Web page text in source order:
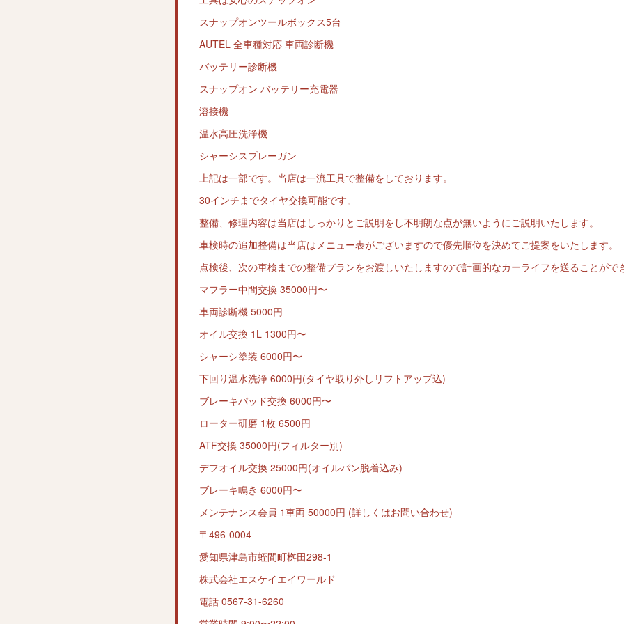
スナップオンツールボックス5台
AUTEL 全車種対応 車両診断機
バッテリー診断機
スナップオン バッテリー充電器
溶接機
温水高圧洗浄機
シャーシスプレーガン
上記は一部です。当店は一流工具で整備をしております。
30インチまでタイヤ交換可能です。
整備、修理内容は当店はしっかりとご説明をし不明朗な点が無いようにご説明いたします。
車検時の追加整備は当店はメニュー表がございますので優先順位を決めてご提案をいたします。
点検後、次の車検までの整備プランをお渡しいたしますので計画的なカーライフを送ることがで
マフラー中間交換 35000円〜
車両診断機 5000円
オイル交換 1L 1300円〜
シャーシ塗装 6000円〜
下回り温水洗浄 6000円(タイヤ取り外しリフトアップ込)
ブレーキパッド交換 6000円〜
ローター研磨 1枚 6500円
ATF交換 35000円(フィルター別)
デフオイル交換 25000円(オイルパン脱着込み)
ブレーキ鳴き 6000円〜
メンテナンス会員 1車両 50000円 (詳しくはお問い合わせ)
〒496-0004
愛知県津島市蛭間町桝田298-1
株式会社エスケイエイワールド
電話 0567-31-6260